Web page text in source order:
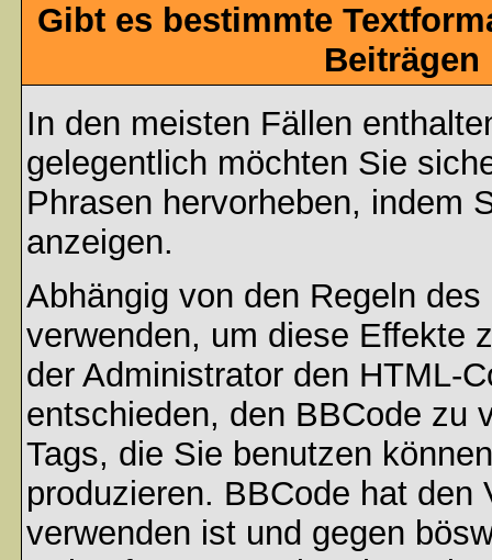
Gibt es bestimmte
Beiträgen
In den meisten Fällen
gelegentlich möchten Sie
Phrasen hervorheben, indem
anzeigen.
Abhängig von den Regeln
verwenden, um diese Effekte
der Administrator den HTML-
entschieden, den BBCode zu
Tags, die Sie benutzen
produzieren. BBCode hat
verwenden ist und gegen